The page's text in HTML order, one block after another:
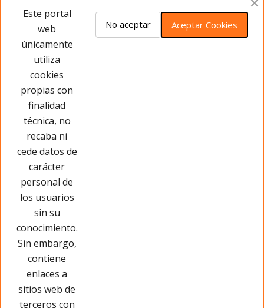
29,95 €
Ver más
Este portal
web
únicamente
utiliza
cookies
propias con
finalidad
técnica, no
recaba ni
cede datos de
carácter
personal de
los usuarios
sin su
conocimiento.
Sin embargo,
contiene
enlaces a
sitios web de
terceros con
Aceptar Cookies
No aceptar